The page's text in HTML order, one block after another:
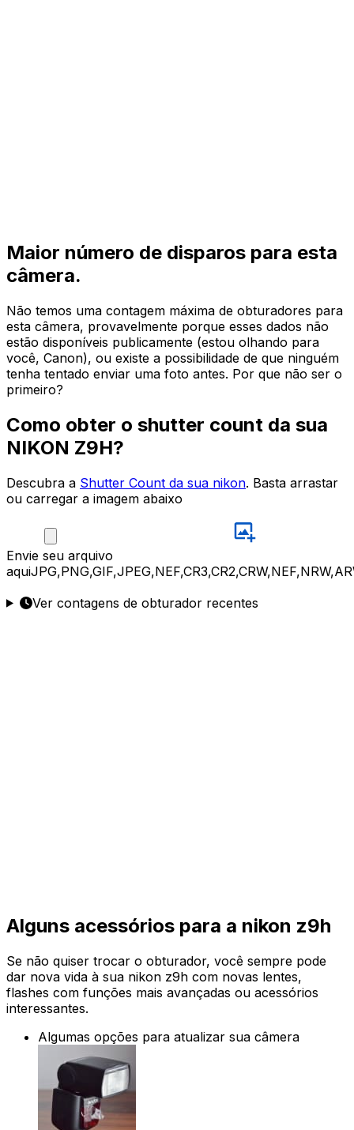
Maior número de disparos para esta
câmera.
Não temos uma contagem máxima de obturadores para
esta câmera, provavelmente porque esses dados não
estão disponíveis publicamente (estou olhando para
você, Canon), ou existe a possibilidade de que ninguém
tenha tentado enviar uma foto antes. Por que não ser o
primeiro?
Como obter o shutter count da sua
NIKON Z9H?
Descubra a Shutter Count da sua nikon. Basta arrastar
ou carregar a imagem abaixo
Envie seu arquivo
aqui
Ver contagens de obturador recentes
Alguns acessórios para a nikon z9h
Se não quiser trocar o obturador, você sempre pode
dar nova vida à sua nikon z9h com novas lentes,
flashes com funções mais avançadas ou acessórios
interessantes.
Algumas opções para atualizar sua câmera